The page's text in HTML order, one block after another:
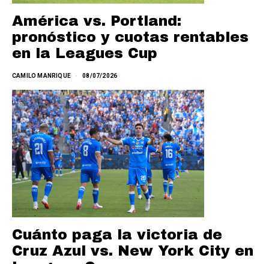
América vs. Portland:
pronóstico y cuotas rentables
en la Leagues Cup
CAMILO MANRIQUE 08/07/2026
Cuánto paga la victoria de
Cruz Azul vs. New York City en